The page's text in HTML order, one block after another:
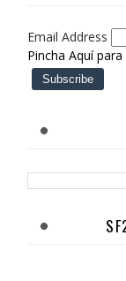
Email Address
Pincha Aquí